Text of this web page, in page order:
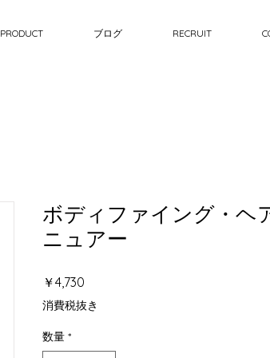
PRODUCT ブログ RECRUIT
ボディファイング・ヘ
ニュアー
￥4,730
格
消費税抜き
数量 *